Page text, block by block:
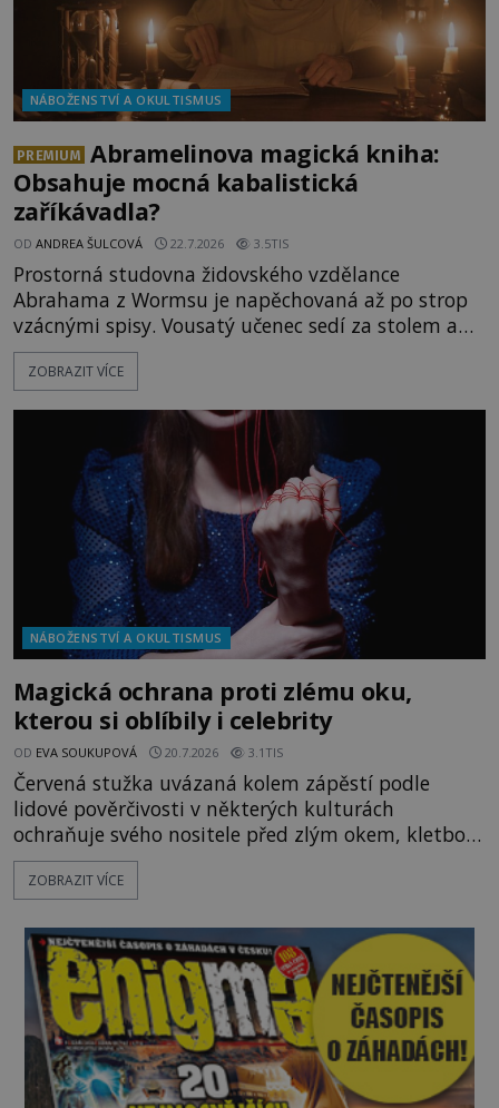
NÁBOŽENSTVÍ A OKULTISMUS
PREMIUM
Abramelinova magická kniha:
Obsahuje mocná kabalistická
zaříkávadla?
OD ANDREA ŠULCOVÁ 22.7.2026 3.5TIS
Prostorná studovna židovského vzdělance
Abrahama z Wormsu je napěchovaná až po strop
vzácnými spisy. Vousatý učenec sedí za stolem a
před sebou má rozložený jeden z nejzáhadnějších
magických textů. Jde o Abramelinův grimoár, který
kouzla, jak si někteří myslí, nebo jde o pouhou
pověru? Už šest měsíců pobývá
ZOBRAZIT VÍCE
NÁBOŽENSTVÍ A OKULTISMUS
Magická ochrana proti zlému oku,
kterou si oblíbily i celebrity
OD EVA SOUKUPOVÁ 20.7.2026 3.1TIS
Červená stužka uvázaná kolem zápěstí podle
lidové pověrčivosti v některých kulturách
ochraňuje svého nositele před zlým okem, kletbou,
která může přivodit neštěstí či nemoc. S tímto
nenápadným symbolem magické ochrany lze
nebo Leonarda DiCapria. Na Blízkém východě a v
židovských komunitách po celém světě, je
ZOBRAZIT VÍCE